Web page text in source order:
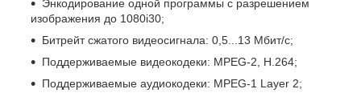
Энкодирование одной программы с разрешением
изображения до 1080i30;
Битрейт сжатого видеосигнала: 0,5...13 Мбит/с;
Поддерживаемые видеокодеки: MPEG-2, H.264;
Поддерживаемые аудиокодеки: MPEG-1 Layer 2;